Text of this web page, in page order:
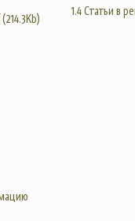
1.4 Статьи в